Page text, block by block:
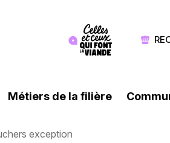
Image
Métiers de la filière
exception